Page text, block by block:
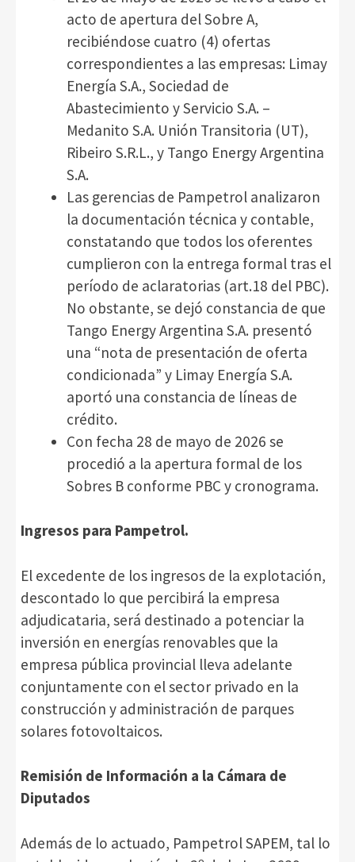
acto de apertura del Sobre A,
recibiéndose cuatro (4) ofertas
correspondientes a las empresas: Limay
Energía S.A., Sociedad de
Abastecimiento y Servicio S.A. –
Medanito S.A. Unión Transitoria (UT),
Ribeiro S.R.L., y Tango Energy Argentina
S.A.
Las gerencias de Pampetrol analizaron
la documentación técnica y contable,
constatando que todos los oferentes
cumplieron con la entrega formal tras el
período de aclaratorias (art.18 del PBC).
No obstante, se dejó constancia de que
Tango Energy Argentina S.A. presentó
una “nota de presentación de oferta
condicionada” y Limay Energía S.A.
aportó una constancia de líneas de
crédito.
Con fecha 28 de mayo de 2026 se
procedió a la apertura formal de los
Sobres B conforme PBC y cronograma.
Ingresos para Pampetrol.
El excedente de los ingresos de la explotación,
descontado lo que percibirá la empresa
adjudicataria, será destinado a potenciar la
inversión en energías renovables que la
empresa pública provincial lleva adelante
conjuntamente con el sector privado en la
construcción y administración de parques
solares fotovoltaicos.
Remisión de Información a la Cámara de
Diputados
Además de lo actuado, Pampetrol SAPEM, tal lo